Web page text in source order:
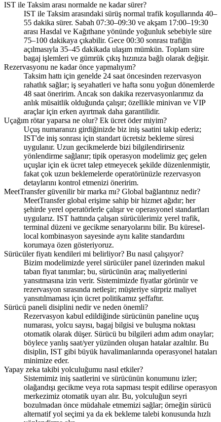
IST ile Taksim arası normalde ne kadar sürer?
IST ile Taksim arasındaki sürüş normal trafik koşullarında 40–
55 dakika sürer. Sabah 07:30–09:30 ve akşam 17:00–19:30
arası Hasdal ve Kağıthane yönünde yoğunluk sebebiyle süre
75–100 dakikaya çıkabilir. Gece 00:30 sonrası trafiğin
açılmasıyla 35–45 dakikada ulaşım mümkün. Toplam süre
bagaj işlemleri ve gümrük çıkış hızınıza bağlı olarak değişir.
Rezervasyonu ne kadar önce yapmalıyım?
Taksim hattı için genelde 24 saat öncesinden rezervasyon
rahatlık sağlar; iş seyahatleri ve hafta sonu yoğun dönemlerde
48 saat öneririm. Ancak son dakika rezervasyonlarımız da
anlık müsaitlik olduğunda çalışır; özellikle minivan ve VIP
araçlar için erken ayırtmak daha garantilidir.
Uçağım rötar yaparsa ne olur? Ek ücret öder miyim?
Uçuş numaranızı girdiğinizde biz iniş saatini takip ederiz;
IST'de iniş sonrası için standart ücretsiz bekleme süresi
uygulanır. Uzun gecikmelerde bizi bilgilendirirseniz
yönlendirme sağlanır; tipik operasyon modelimiz geç gelen
uçuşlar için ek ücret talep etmeyecek şekilde düzenlenmiştir,
fakat çok uzun beklemelerde operatörünüzle rezervasyon
detaylarını kontrol etmenizi öneririm.
MeetTransfer güvenilir bir marka mı? Global bağlantınız nedir?
MeetTransfer global erişime sahip bir hizmet ağıdır; her
şehirde yerel operatörlerle çalışır ve operasyonel standartları
uygularız. IST hattında çalışan sürücülerimiz yerel trafik,
terminal düzeni ve gecikme senaryolarını bilir. Bu küresel-
local kombinasyon sayesinde aynı kalite standardını
korumaya özen gösteriyoruz.
Sürücüler fiyatı kendileri mi belirliyor? Bu nasıl çalışıyor?
Bizim modelimizde yerel sürücüler panel üzerinden makul
taban fiyat tanımlar; bu, sürücünün araç maliyetlerini
yansıtmasına izin verir. Sistemimizde fiyatlar görünür ve
rezervasyon sırasında netleşir; müşteriye sürpriz maliyet
yansıtılmaması için ücret politikamız şeffaftır.
Sürücü paneli disiplini nedir ve neden önemli?
Rezervasyon kabul edildiğinde sürücünün paneline uçuş
numarası, yolcu sayısı, bagaj bilgisi ve buluşma noktası
otomatik olarak düşer. Sürücü bu bilgileri adım adım onaylar;
böylece yanlış saat/yer yüzünden oluşan hatalar azaltılır. Bu
disiplin, IST gibi büyük havalimanlarında operasyonel hataları
minimize eder.
Yapay zeka takibi yolculuğumu nasıl etkiler?
Sistemimiz iniş saatlerini ve sürücünün konumunu izler;
olağandışı gecikme veya rota sapması tespit edilirse operasyon
merkezimiz otomatik uyarı alır. Bu, yolculuğun seyri
bozulmadan önce müdahale etmemizi sağlar; örneğin sürücü
alternatif yol seçimi ya da ek bekleme talebi konusunda hızlı